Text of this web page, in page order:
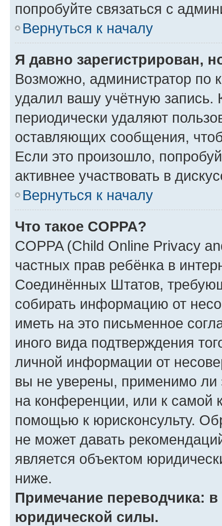
попробуйте связаться с
Вернуться к началу
Я давно зарегистрирован,
Возможно, администратор по
удалил вашу учётную запись.
периодически удаляют
оставляющих сообщения,
Если это произошло,
активнее участвовать в
Вернуться к началу
Что такое COPPA?
COPPA (Child Online Privacy
частных прав ребёнка в
Соединённых Штатов,
собирать информацию от
иметь на это письменное
иного вида подтверждения
личной информации от
вы не уверены, применимо ли
на конференции, или к самой
помощью к юрисконсульту.
не может давать
является объектом
ниже.
Примечание переводчика:
юридической силы.